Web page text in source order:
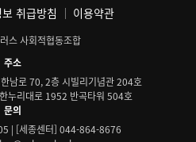
취급방침 이용약관
스 사회적협동조합
주소
남로 70, 2층 시빌리기념관 204호
누리대로 1952 반곡타워 504호
문의
| [세종센터] 044-864-8676